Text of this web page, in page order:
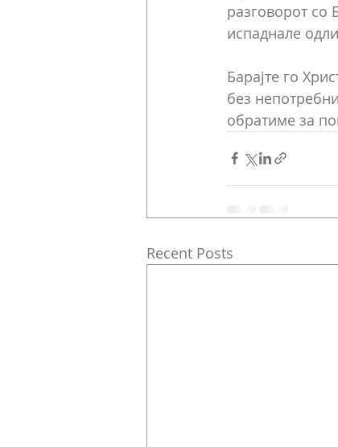
разговорот со
испаднале
Барајте го
без
обратиме за
Recent Posts